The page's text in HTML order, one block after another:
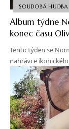
SOUDOBÁ HUDBA
Album týdne
konec času
Tento týden se
nahrávce